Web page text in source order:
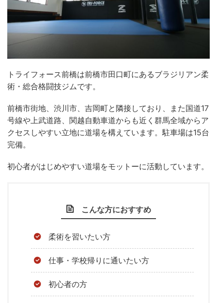
トライフォース前橋は前橋市田口町にあるブラジリアン柔
術・総合格闘技ジムです。
前橋市街地、渋川市、吉岡町と隣接しており、また国道17
号線や上武道路、関越自動車道からも近く群馬全域からア
クセスしやすい立地に道場を構えています。駐車場は15台
完備。
初心者がはじめやすい道場をモットーに活動しています。
こんな方におすすめ
柔術を習いたい方
仕事・学校帰りに通いたい方
初心者の方